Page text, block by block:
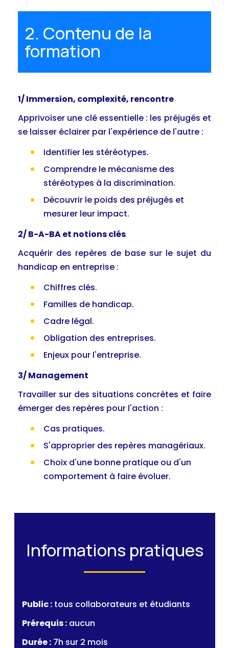
2. Contenu de la
formation
1/ Immersion, complexité, rencontre
Apprivoiser une clé essentielle : les préjugés et
se laisser éclairer par l'expérience de l'autre :
Identifier les stéréotypes.
Comprendre le mécanisme des
stéréotypes à la discrimination.
Découvrir le poids des préjugés et
mesurer leur impact.
2/ B-A-BA et notions clés
Acquérir des repères de base sur le sujet du
handicap en entreprise :
Chiffres clés.
Familles de handicap.
Cadre légal.
Obligation des entreprises.
Enjeux pour l'entreprise.
3/ Management
Travailler sur des situations concrètes et faire
émerger des repères pour l'action :
Cas pratiques.
S'approprier des repères managériaux.
Choix d'une bonne pratique ou d'un
comportement à faire évoluer.
Informations pratiques
Public :tous collaborateurs et étudiants
Prérequis :aucun
Durée :7h sur 2 mois